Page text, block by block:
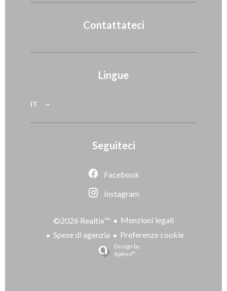
Contattateci
Lingue
IT
Seguiteci
Facebook
Instagram
©2026 Realtix™
Menzioni legali
Spese di agenzia
Preferenze cookie
Design by
Apimo™